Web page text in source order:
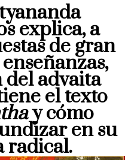
explica, a
de gran
advaita
el texto
y cómo
en su
radical.